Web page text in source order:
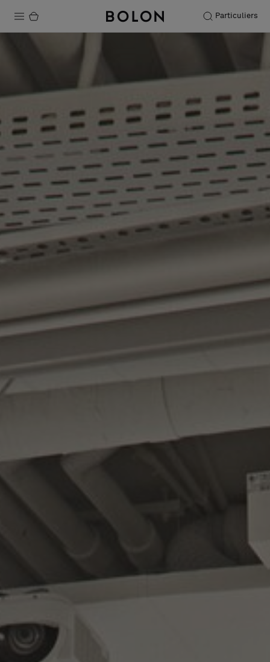
Particuliers
Durabilité
Installation
Entretien
Nos collaborations
Stories
FAQ
Pattern Tile Tool
Image & Material Bank